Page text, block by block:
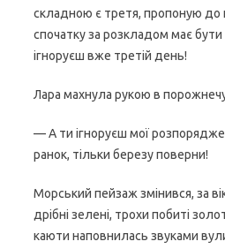
складною є третя, пропоную до
спочатку за розкладом має бути
ігноруєш вже третій день!
Лара махнула рукою в порожнечу
— А ти ігноруєш мої
ранок, тільки березу поверни!
Морський пейзаж змінився, за
дрібні зелені, трохи побиті
каюти наповнилась звуками